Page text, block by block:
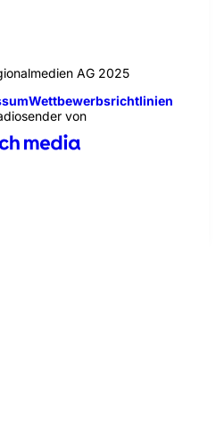
AG 2025
Wettbewerbsrichtlinien
von